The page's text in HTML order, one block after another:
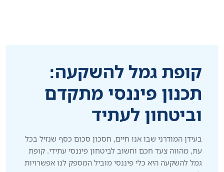
קופת גמל להשקעה:
תכנון פיננסי מתקדם
וביטחון לעתיד
בעידן המודרני שבו אנו חיים, חסכון סכום כסף שנזיל בכל
עת, מהווה צעד חכם וחשוב לביטחון פיננסי עתידי. קופת
גמל להשקעה היא כלי פיננסי מוביל המספק לנו אפשרויות